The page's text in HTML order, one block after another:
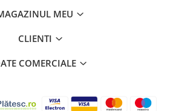
MEU
CLIENTI
COMERCIALE